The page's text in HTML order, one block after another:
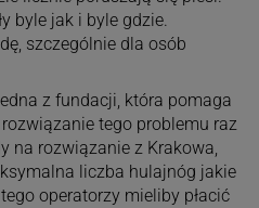
byle jak i byle gdzie.
szczególnie dla osób
z fundacji, która pomaga
tego problemu raz
na rozwiązanie z Krakowa,
liczba hulajnóg jakie
operatorzy mieliby płacić